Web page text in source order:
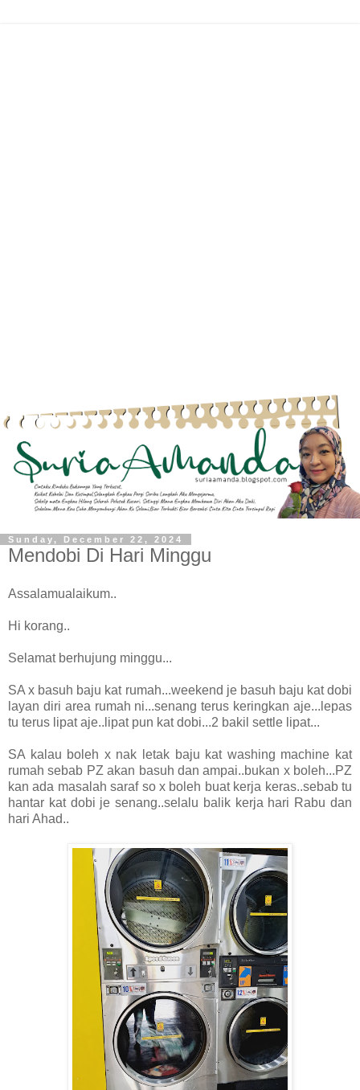
Sunday, December 22, 2024
Mendobi Di Hari Minggu
Assalamualaikum..
Hi korang..
Selamat berhujung minggu...
SA x basuh baju kat rumah...weekend je basuh baju kat dobi
layan diri area rumah ni...senang terus keringkan aje...lepas
tu terus lipat aje..lipat pun kat dobi...2 bakil settle lipat...
SA kalau boleh x nak letak baju kat washing machine kat
rumah sebab PZ akan basuh dan ampai..bukan x boleh...PZ
kan ada masalah saraf so x boleh buat kerja keras..sebab tu
hantar kat dobi je senang..selalu balik kerja hari Rabu dan
hari Ahad..